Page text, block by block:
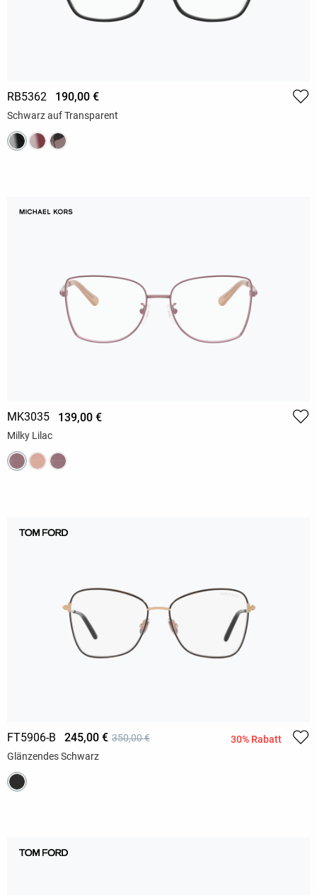
RB5362 190,00 €
Schwarz auf Transparent
MK3035 139,00 €
Milky Lilac
FT5906-B 245,00 € 350,00 €
30% Rabatt
Glänzendes Schwarz